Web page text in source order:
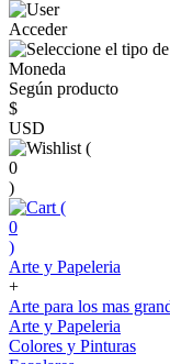
Acceder
Moneda
Según producto
$
USD
(
0
)
(
0
)
Arte y Papeleria
+
Arte para los mas
Arte y Papeleria
Colores y Pinturas